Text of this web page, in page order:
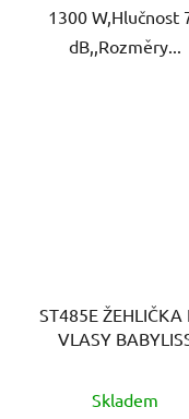
1300 W,Hlučnost
dB,,Rozměry...
ST485E ŽEHLIČKA
VLASY
Skladem